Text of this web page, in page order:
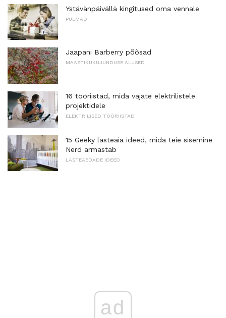
Ystävänpäivällä kingitused oma vennale
PULMAD
Jaapani Barberry põõsad
MAASTIKUKUJUNDUSE ALUSED
16 tööriistad, mida vajate elektrilistele
projektidele
ELEKTRILISED TÖÖRIISTAD
15 Geeky lasteaia ideed, mida teie sisemine
Nerd armastab
LASTEAEDADE IDEED
ad